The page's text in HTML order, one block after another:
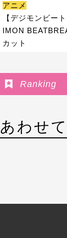
アニメ
【デジモンビー
IMON
カット
Ranking
あわせ